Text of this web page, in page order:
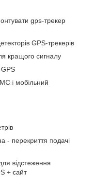
gps-трекер
GPS-трекерів
кращого сигналу
і мобільний
- перекриття подачі
відстеження
+ сайт